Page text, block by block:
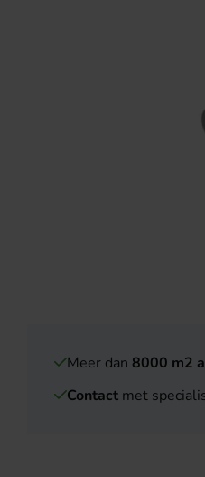
Meer dan 8000 m2
Contact met